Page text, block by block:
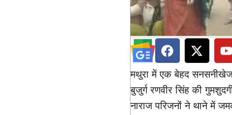
मथुरा में एक बेहद सनसनीखेज
बुजुर्ग रणवीर सिंह की
नाराज परिजनों ने थाने में